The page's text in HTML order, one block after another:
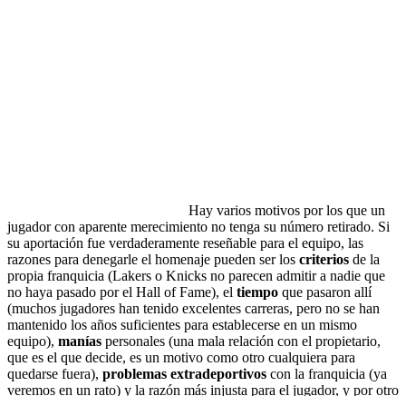
Hay varios motivos por los que un
jugador con aparente merecimiento no tenga su número retirado. Si
su aportación fue verdaderamente reseñable para el equipo, las
razones para denegarle el homenaje pueden ser los criterios de la
propia franquicia (Lakers o Knicks no parecen admitir a nadie que
no haya pasado por el Hall of Fame), el tiempo que pasaron allí
(muchos jugadores han tenido excelentes carreras, pero no se han
mantenido los años suficientes para establecerse en un mismo
equipo), manías personales (una mala relación con el propietario,
que es el que decide, es un motivo como otro cualquiera para
quedarse fuera), problemas extradeportivos con la franquicia (ya
veremos en un rato) y la razón más injusta para el jugador, y por otro